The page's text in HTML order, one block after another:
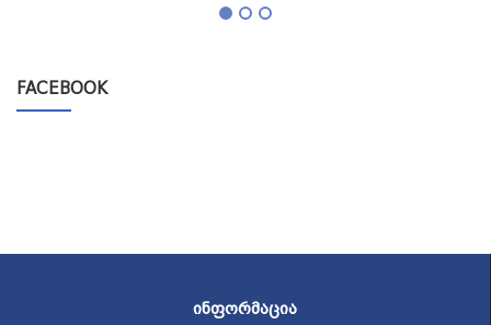
FACEBOOK
ᲘᲜᲤᲝᲠᲛᲐᲪᲘᲐ